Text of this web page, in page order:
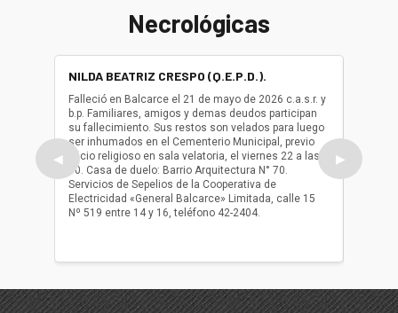
Necrológicas
◀
NILDA BEATRIZ CRESPO (Q.E.P.D.).
Falleció en Balcarce el 21 de mayo de 2026 c.a.s.r. y
b.p. Familiares, amigos y demas deudos participan
su fallecimiento. Sus restos son velados para luego
ser inhumados en el Cementerio Municipal, previo
oficio religioso en sala velatoria, el viernes 22 a las
10. Casa de duelo: Barrio Arquitectura N° 70.
Servicios de Sepelios de la Cooperativa de
Electricidad «General Balcarce» Limitada, calle 15
Nº 519 entre 14 y 16, teléfono 42-2404.
ser
oficio
▶